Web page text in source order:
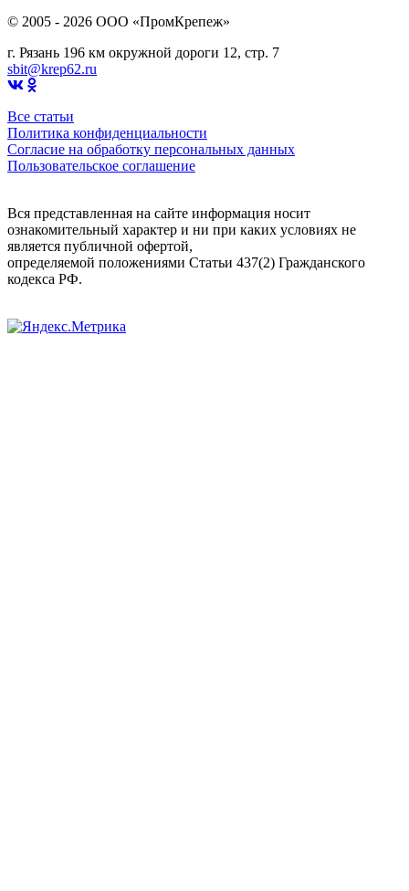
© 2005 - 2026 OOO «ПромКрепеж»
г. Рязань 196 км окружной дороги 12, стр. 7
sbit@krep62.ru
Все статьи
Политика конфиденциальности
Согласие на обработку персональных данных
Пользовательское соглашение
Вся представленная на сайте информация носит
ознакомительный характер и ни при каких условиях не
является публичной офертой,
определяемой положениями Статьи 437(2) Гражданского
кодекса РФ.